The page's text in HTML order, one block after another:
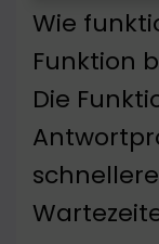
Wie
Funktion
Die